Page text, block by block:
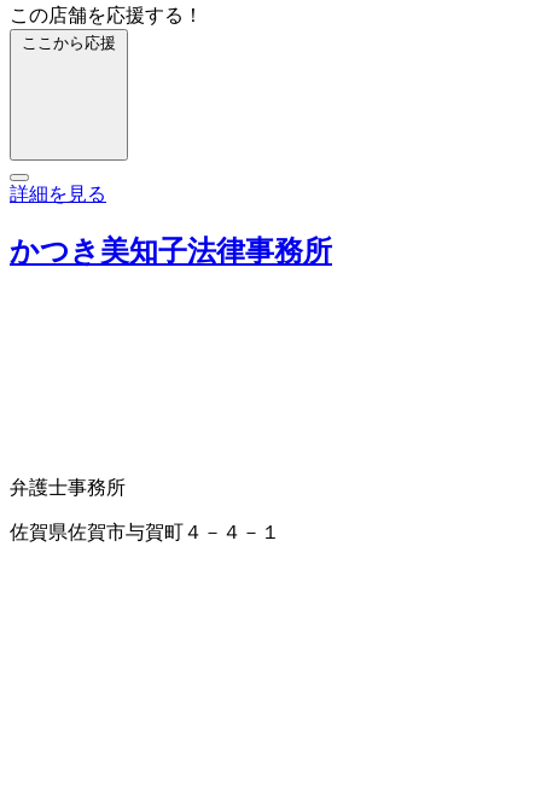
この店舗を応援する！
ここから応援
詳細を見る
かつき美知子法律事務所
弁護士事務所
佐賀県佐賀市与賀町４－４－１